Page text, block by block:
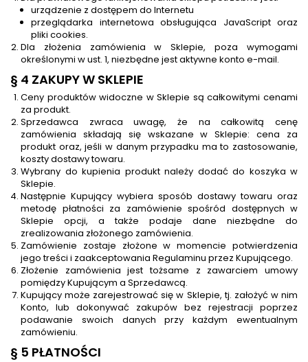
urządzenie z dostępem do Internetu
przeglądarka internetowa obsługująca JavaScript oraz
pliki cookies.
Dla złożenia zamówienia w Sklepie, poza wymogami
określonymi w ust. 1, niezbędne jest aktywne konto e-mail.
§ 4 ZAKUPY W SKLEPIE
Ceny produktów widoczne w Sklepie są całkowitymi cenami
za produkt.
Sprzedawca zwraca uwagę, że na całkowitą cenę
zamówienia składają się wskazane w Sklepie: cena za
produkt oraz, jeśli w danym przypadku ma to zastosowanie,
koszty dostawy towaru.
Wybrany do kupienia produkt należy dodać do koszyka w
Sklepie.
Następnie Kupujący wybiera sposób dostawy towaru oraz
metodę płatności za zamówienie spośród dostępnych w
Sklepie opcji, a także podaje dane niezbędne do
zrealizowania złożonego zamówienia.
Zamówienie zostaje złożone w momencie potwierdzenia
jego treści i zaakceptowania Regulaminu przez Kupującego.
Złożenie zamówienia jest tożsame z zawarciem umowy
pomiędzy Kupującym a Sprzedawcą.
Kupujący może zarejestrować się w Sklepie, tj. założyć w nim
Konto, lub dokonywać zakupów bez rejestracji poprzez
podawanie swoich danych przy każdym ewentualnym
zamówieniu.
§ 5 PŁATNOŚCI